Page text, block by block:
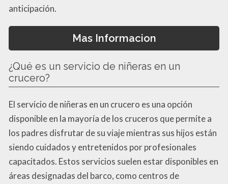
anticipación.
Mas Informacion
¿Qué es un servicio de niñeras en un
crucero?
El servicio de niñeras en un crucero es una opción
disponible en la mayoría de los cruceros que permite a
los padres disfrutar de su viaje mientras sus hijos están
siendo cuidados y entretenidos por profesionales
capacitados. Estos servicios suelen estar disponibles en
áreas designadas del barco, como centros de